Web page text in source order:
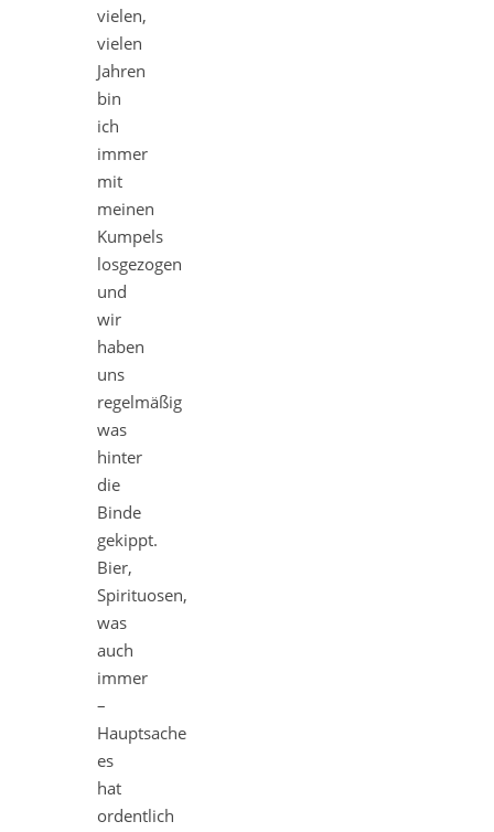
vielen,
vielen
Jahren
bin
ich
immer
mit
meinen
Kumpels
losgezogen
und
wir
haben
uns
regelmäßig
was
hinter
die
Binde
gekippt.
Bier,
Spirituosen,
was
auch
immer
–
Hauptsache
es
hat
ordentlich